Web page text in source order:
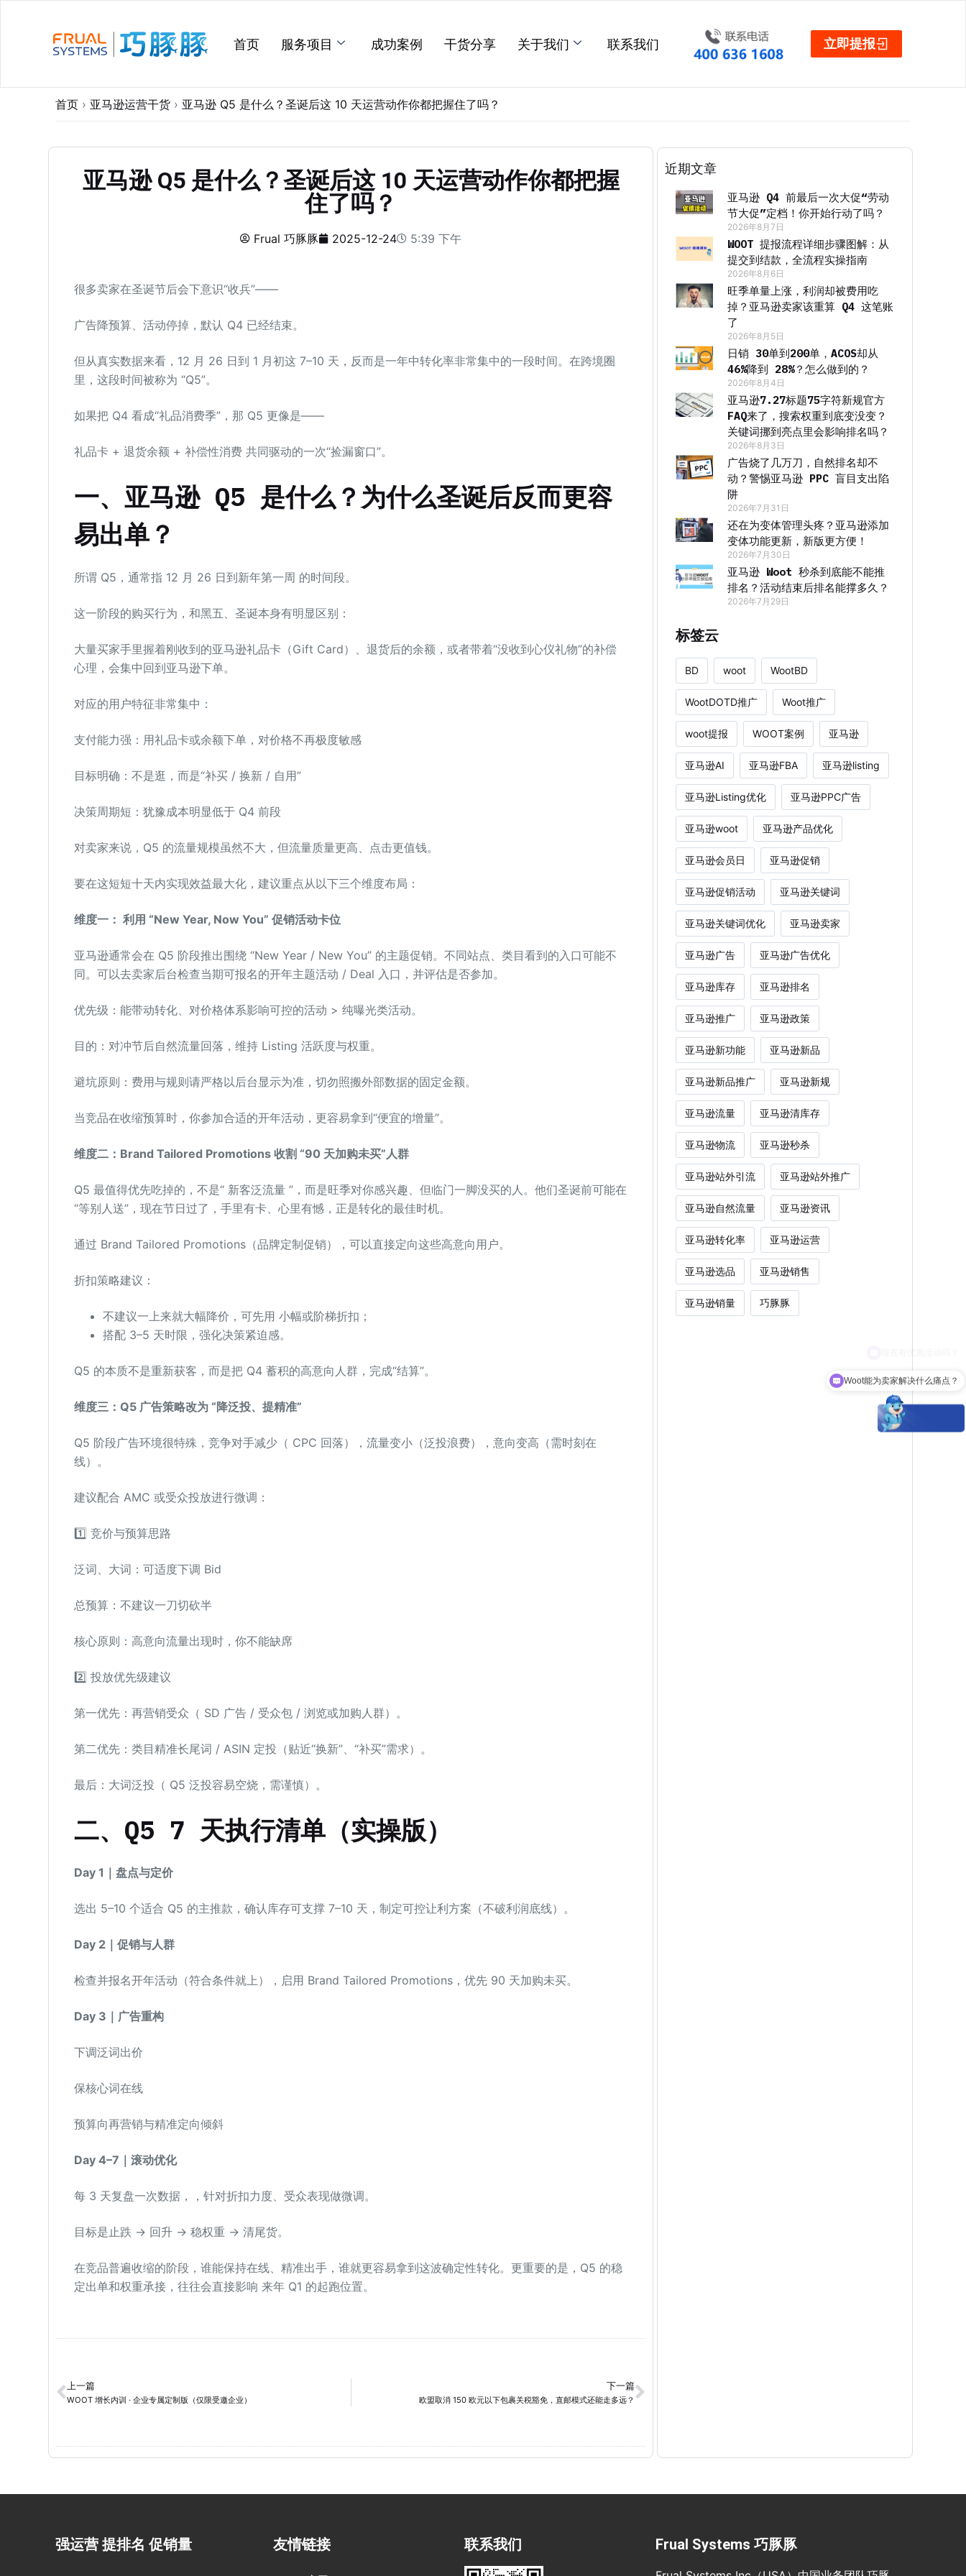
首页 服务项目 成功案例 干货分享 关于我们 联系我们 立即提报
首页 › 亚马逊运营干货 › 亚马逊 Q5 是什么？圣诞后这 10 天运营动作你都把握住了吗？
亚马逊 Q5 是什么？圣诞后这 10 天运营动作你都把握
住了吗？
Frual 巧豚豚 2025-12-24 5:39 下午
很多卖家在圣诞节后会下意识“收兵”——
广告降预算、活动停掉，默认 Q4 已经结束。
但从真实数据来看，12 月 26 日到 1 月初这 7–10 天，反而是一年中转化率非常集中的一段时间。在跨境圈
里，这段时间被称为 “Q5”。
如果把 Q4 看成“礼品消费季”，那 Q5 更像是——
礼品卡 + 退货余额 + 补偿性消费 共同驱动的一次“捡漏窗口”。
一、亚马逊 Q5 是什么？为什么圣诞后反而更容
易出单？
所谓 Q5，通常指 12 月 26 日到新年第一周 的时间段。
这一阶段的购买行为，和黑五、圣诞本身有明显区别：
大量买家手里握着刚收到的亚马逊礼品卡（Gift Card）、退货后的余额，或者带着“没收到心仪礼物”的补偿
心理，会集中回到亚马逊下单。
对应的用户特征非常集中：
支付能力强：用礼品卡或余额下单，对价格不再极度敏感
目标明确：不是逛，而是“补买 / 换新 / 自用”
决策周期短：犹豫成本明显低于 Q4 前段
对卖家来说，Q5 的流量规模虽然不大，但流量质量更高、点击更值钱。
要在这短短十天内实现效益最大化，建议重点从以下三个维度布局：
维度一： 利用 “New Year, Now You” 促销活动卡位
亚马逊通常会在 Q5 阶段推出围绕 “New Year / New You” 的主题促销。不同站点、类目看到的入口可能不
同。可以去卖家后台检查当期可报名的开年主题活动 / Deal 入口，并评估是否参加。
优先级：能带动转化、对价格体系影响可控的活动 > 纯曝光类活动。
目的：对冲节后自然流量回落，维持 Listing 活跃度与权重。
避坑原则：费用与规则请严格以后台显示为准，切勿照搬外部数据的固定金额。
当竞品在收缩预算时，你参加合适的开年活动，更容易拿到“便宜的增量”。
维度二：Brand Tailored Promotions 收割 “90 天加购未买”人群
Q5 最值得优先吃掉的，不是“ 新客泛流量 ”，而是旺季对你感兴趣、但临门一脚没买的人。他们圣诞前可能在
“等别人送”，现在节日过了，手里有卡、心里有憾，正是转化的最佳时机。
通过 Brand Tailored Promotions（品牌定制促销），可以直接定向这些高意向用户。
折扣策略建议：
不建议一上来就大幅降价，可先用 小幅或阶梯折扣；
搭配 3–5 天时限，强化决策紧迫感。
Q5 的本质不是重新获客，而是把 Q4 蓄积的高意向人群，完成“结算”。
维度三： Q5 广告策略改为 “降泛投、提精准”
Q5 阶段广告环境很特殊，竞争对手减少（ CPC 回落），流量变小（泛投浪费），意向变高（需时刻在
线）。
建议配合 AMC 或受众投放进行微调：
1️⃣ 竞价与预算思路
泛词、大词：可适度下调 Bid
总预算：不建议一刀切砍半
核心原则：高意向流量出现时，你不能缺席
2️⃣ 投放优先级建议
第一优先：再营销受众（ SD 广告 / 受众包 / 浏览或加购人群）。
第二优先：类目精准长尾词 / ASIN 定投（贴近“换新”、“补买”需求）。
最后：大词泛投（ Q5 泛投容易空烧，需谨慎）。
二、Q5 7 天执行清单（实操版）
Day 1｜盘点与定价
选出 5–10 个适合 Q5 的主推款，确认库存可支撑 7–10 天，制定可控让利方案（不破利润底线）。
Day 2｜促销与人群
检查并报名开年活动（符合条件就上），启用 Brand Tailored Promotions，优先 90 天加购未买。
Day 3｜广告重构
下调泛词出价
保核心词在线
预算向再营销与精准定向倾斜
Day 4–7｜滚动优化
每 3 天复盘一次数据，，针对折扣力度、受众表现做微调。
目标是止跌 → 回升 → 稳权重 → 清尾货。
在竞品普遍收缩的阶段，谁能保持在线、精准出手，谁就更容易拿到这波确定性转化。更重要的是，Q5 的稳
定出单和权重承接，往往会直接影响 来年 Q1 的起跑位置。
上一篇
WOOT 增长内训 · 企业专属定制版（仅限受邀企业）
下一篇
欧盟取消 150 欧元以下包裹关税豁免，直邮模式还能走多远？
近期文章
亚马逊 Q4 前最后一次大促“劳动
节大促”定档！你开始行动了吗？
2026年8月7日
WOOT 提报流程详细步骤图解：从
提交到结款，全流程实操指南
2026年8月6日
旺季单量上涨，利润却被费用吃
掉？亚马逊卖家该重算 Q4 这笔账
了
2026年8月5日
日销 30单到200单，ACOS却从
46%降到 28%？怎么做到的？
2026年8月4日
亚马逊7.27标题75字符新规官方
FAQ来了，搜索权重到底变没变？
关键词挪到亮点里会影响排名吗？
2026年8月3日
广告烧了几万刀，自然排名却不
动？警惕亚马逊 PPC 盲目支出陷
阱
2026年7月31日
还在为变体管理头疼？亚马逊添加
变体功能更新，新版更方便！
2026年7月30日
亚马逊 Woot 秒杀到底能不能推
排名？活动结束后排名能撑多久？
2026年7月29日
标签云
BD woot WootBD
WootDOTD推广 Woot推广
woot提报 WOOT案例 亚马逊
亚马逊AI 亚马逊FBA 亚马逊listing
亚马逊Listing优化 亚马逊PPC广告
亚马逊woot 亚马逊产品优化
亚马逊会员日 亚马逊促销
亚马逊促销活动 亚马逊关键词
亚马逊关键词优化 亚马逊卖家
亚马逊广告 亚马逊广告优化
亚马逊库存 亚马逊排名
亚马逊推广 亚马逊政策
亚马逊新功能 亚马逊新品
亚马逊新品推广 亚马逊新规
亚马逊流量 亚马逊清库存
亚马逊物流 亚马逊秒杀
亚马逊站外引流 亚马逊站外推广
亚马逊自然流量 亚马逊资讯
亚马逊转化率 亚马逊运营
亚马逊选品 亚马逊销售
亚马逊销量 巧豚豚
强运营 提排名 促销量 友情链接 联系我们 Frual Systems 巧豚豚
Woot能为卖家解决什么痛点？